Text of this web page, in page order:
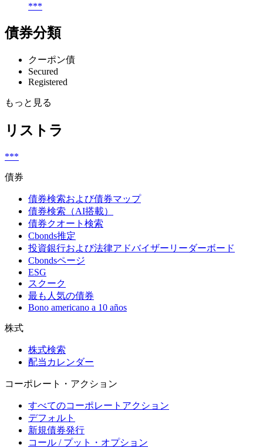
***
債券分類
クーポン債
Secured
Registered
もっと見る
リストラ
***
債券
債券検索および債券マップ
債券検索（AI搭載）
債券クオート検索
Cbonds推定
投資銀行および法律アドバイザーリーダーボード
Cbondsページ
ESG
スクーク
最も人気の債券
Bono americano a 10 años
株式
株式検索
配当カレンダー
コーポレート・アクション
すべてのコーポレートアクション
デフォルト
新規債券発行
コール / プット・オプション